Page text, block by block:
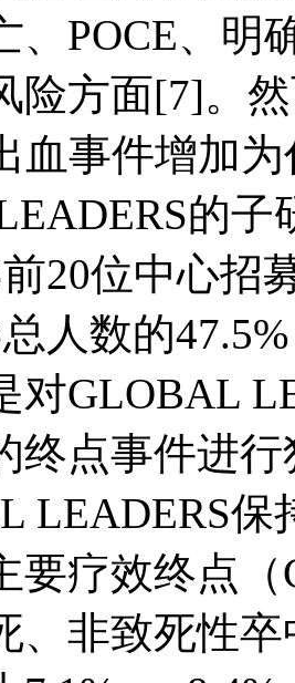
、POCE、明
险方面[7]。
血事件增加
的
20位中心招
人数的
对GLOBAL
终点事件进
LEADERS
要疗效终点
、非致死性